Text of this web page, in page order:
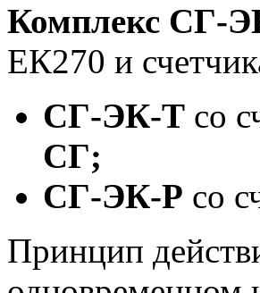
Комплекс СГ-
ЕК270 и
СГ-ЭК-Т со
СГ;
СГ-ЭК-Р со
Принцип